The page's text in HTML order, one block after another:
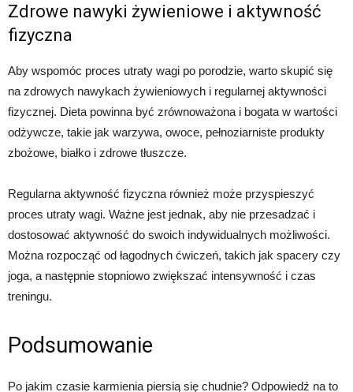
Zdrowe nawyki żywieniowe i aktywność
fizyczna
Aby wspomóc proces utraty wagi po porodzie, warto skupić się
na zdrowych nawykach żywieniowych i regularnej aktywności
fizycznej. Dieta powinna być zrównoważona i bogata w wartości
odżywcze, takie jak warzywa, owoce, pełnoziarniste produkty
zbożowe, białko i zdrowe tłuszcze.
Regularna aktywność fizyczna również może przyspieszyć
proces utraty wagi. Ważne jest jednak, aby nie przesadzać i
dostosować aktywność do swoich indywidualnych możliwości.
Można rozpocząć od łagodnych ćwiczeń, takich jak spacery czy
joga, a następnie stopniowo zwiększać intensywność i czas
treningu.
Podsumowanie
Po jakim czasie karmienia piersią się chudnie? Odpowiedź na to